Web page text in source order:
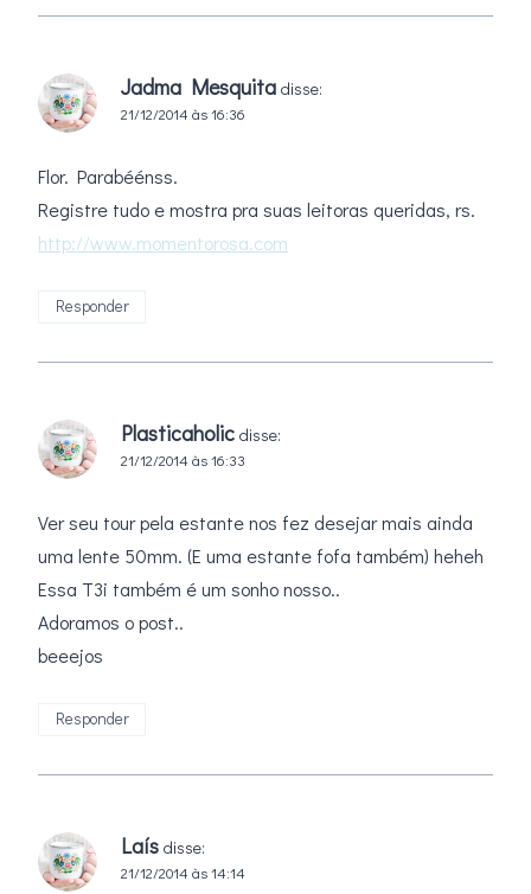
Jadma Mesquita disse:
21/12/2014 às 16:36
Flor. Parabéénss.
Registre tudo e mostra pra suas leitoras queridas, rs.
http://www.momentorosa.com
Responder
Plasticaholic disse:
21/12/2014 às 16:33
Ver seu tour pela estante nos fez desejar mais ainda
uma lente 50mm. (E uma estante fofa também) heheh
Essa T3i também é um sonho nosso..
Adoramos o post..
beeejos
Responder
Laís disse:
21/12/2014 às 14:14